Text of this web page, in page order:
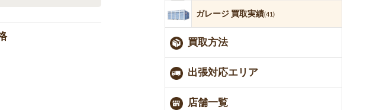
ガレージ 買取実績(41)
買取方法
出張対応エリア
店舗一覧